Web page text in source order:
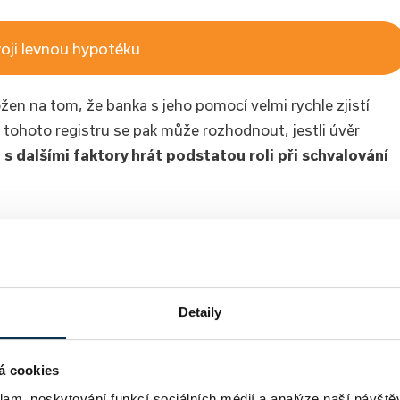
Detaily
cookies
levnou hypotéku
na tom, že banka s jeho pomocí velmi rychle zjistí
registru se pak může rozhodnout, jestli úvěr
dalšími faktory hrát podstatou roli při schvalování
nemáte, anebo poctivě splácíte, registr je spíše